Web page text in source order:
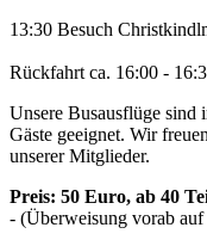
13:30 Besuch
Rückfahrt ca. 16:00 -
Unsere Busausflüge sind
Gäste geeignet. Wir
unserer Mitglieder.
Preis: 50 Euro, ab 40
- (Überweisung vorab